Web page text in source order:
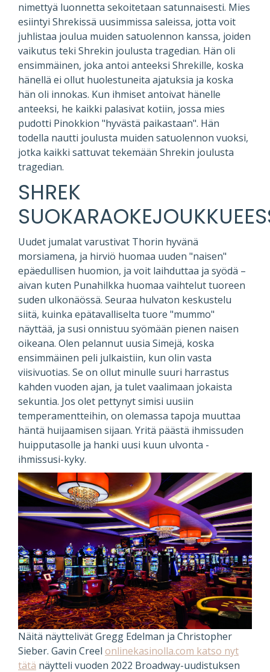
nimettyä luonnetta sekoitetaan satunnaisesti. Mies
esiintyi Shrekissä uusimmissa saleissa, jotta voit
juhlistaa joulua muiden satuolennon kanssa, joiden
vaikutus teki Shrekin joulusta tragedian. Hän oli
ensimmäinen, joka antoi anteeksi Shrekille, koska
hänellä ei ollut huolestuneita ajatuksia ja koska
hän oli innokas. Kun ihmiset antoivat hänelle
anteeksi, he kaikki palasivat kotiin, jossa mies
pudotti Pinokkion "hyvästä paikastaan". Hän
todella nautti joulusta muiden satuolennon vuoksi,
jotka kaikki sattuvat tekemään Shrekin joulusta
tragedian.
SHREK
Uudet jumalat varustivat Thorin hyvänä
morsiamena, ja hirviö huomaa uuden "naisen"
epäedullisen huomion, ja voit laihduttaa ja syödä –
aivan kuten Punahilkka huomaa vaihtelut tuoreen
suden ulkonäössä. Seuraa hulvaton keskustelu
siitä, kuinka epätavalliselta tuore "mummo"
näyttää, ja susi onnistuu syömään pienen naisen
oikeana. Olen pelannut uusia Simejä, koska
ensimmäinen peli julkaistiin, kun olin vasta
viisivuotias. Se on ollut minulle suuri harrastus
kahden vuoden ajan, ja tulet vaalimaan jokaista
sekuntia. Jos olet pettynyt simisi uusiin
temperamentteihin, on olemassa tapoja muuttaa
häntä huijaamisen sijaan. Yritä päästä ihmissuden
huipputasolle ja hanki uusi kuun ulvonta -
ihmissusi-kyky.
Näitä näyttelivät Gregg Edelman ja Christopher
Sieber. Gavin Creel onlinekasinolla.com katso nyt
tätä näytteli vuoden 2022 Broadway-uudistuksen